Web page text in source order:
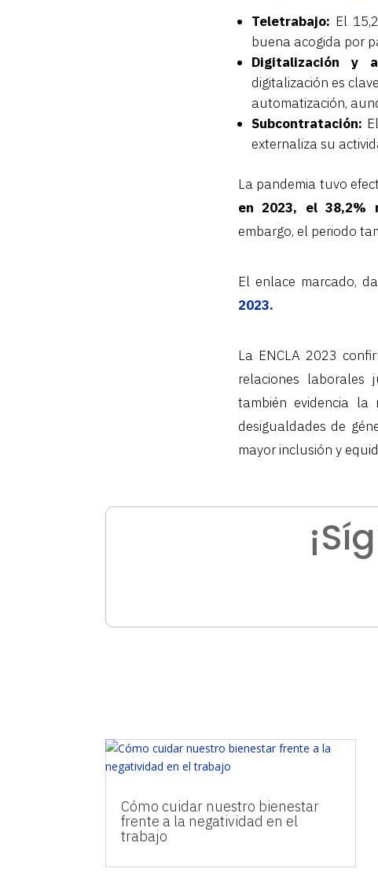
Teletrabajo: El
buena acogida por
Digitalización y
digitalización es
automatización,
Subcontratación:
externaliza su
La pandemia tuvo
en 2023, el 38,2%
embargo, el periodo
El enlace marcado,
2023.
La ENCLA 2023
relaciones laborales
también evidencia
desigualdades de
mayor inclusión y
Cómo cuidar nuestro bienestar
frente a la negatividad en el
trabajo